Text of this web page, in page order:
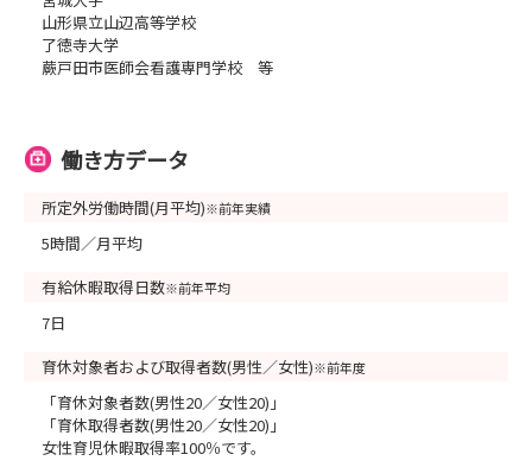
山形県立山辺高等学校
了徳寺大学
蕨戸田市医師会看護専門学校 等
働き方データ
所定外労働時間(月平均)※前年実績
5時間／月平均
有給休暇取得日数※前年平均
7日
育休対象者および取得者数(男性／女性)※前年度
「育休対象者数(男性20／女性20)」
「育休取得者数(男性20／女性20)」
女性育児休暇取得率100％です。